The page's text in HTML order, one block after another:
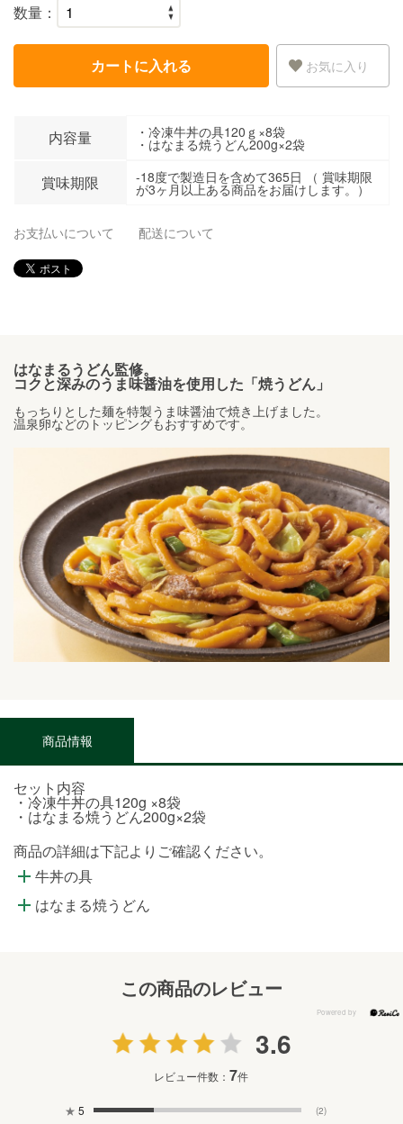
数量：
カートに入れる お気に入り
内容量 ・冷凍牛丼の具120ｇ×8袋
・はなまる焼うどん200g×2袋
賞味期限 -18度で製造日を含めて365日 （ 賞味期限
が3ヶ月以上ある商品をお届けします。）
お支払いについて 配送について
はなまるうどん監修。
コクと深みのうま味醤油を使用した「焼うどん」
もっちりとした麺を特製うま味醤油で焼き上げました。
温泉卵などのトッピングもおすすめです。
商品情報
セット内容
・冷凍牛丼の具120g ×8袋
・はなまる焼うどん200g×2袋
商品の詳細は下記よりご確認ください。
牛丼の具
はなまる焼うどん
この商品のレビュー
3.6
レビュー件数：7件
★ 5 (2)